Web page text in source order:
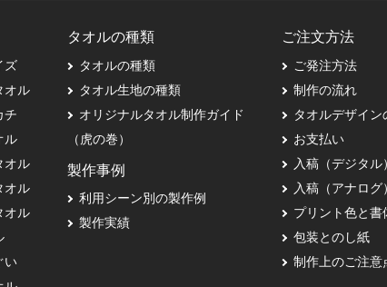
ズ
オル
チ
ル
オル
オル
オル
い
タオルの種類
タオルの種類
タオル生地の種類
オリジナルタオル制作ガイド
（虎の巻）
製作事例
利用シーン別の製作例
製作実績
ご注文方法
ご発注方法
制作の流れ
タオルデザイン
お支払い
入稿（デジタル）
入稿（アナログ）
プリント色と書
包装とのし紙
制作上のご注意